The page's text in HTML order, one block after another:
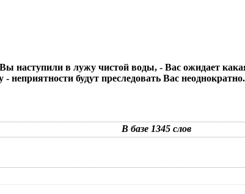
наступили в лужу чистой воды, - Вас ожидает
неприятности будут преследовать Вас
В базе 1345 слов